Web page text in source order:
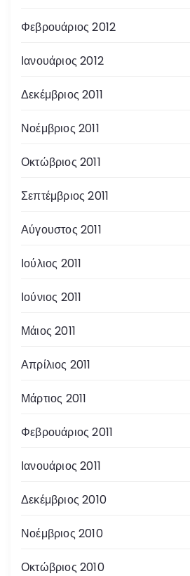
Φεβρουάριος 2012
Ιανουάριος 2012
Δεκέμβριος 2011
Νοέμβριος 2011
Οκτώβριος 2011
Σεπτέμβριος 2011
Αύγουστος 2011
Ιούλιος 2011
Ιούνιος 2011
Μάιος 2011
Απρίλιος 2011
Μάρτιος 2011
Φεβρουάριος 2011
Ιανουάριος 2011
Δεκέμβριος 2010
Νοέμβριος 2010
Οκτώβριος 2010